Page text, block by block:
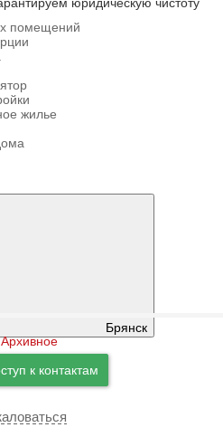
помещений
жилье
Брянск
Архивное
к контактам